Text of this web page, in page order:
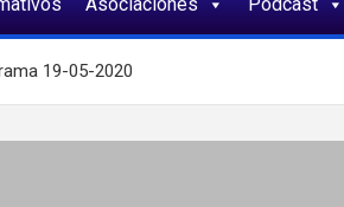
19-05-2020